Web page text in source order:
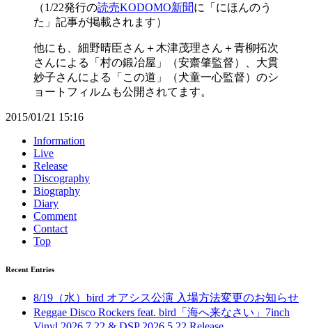
（1/22発行の読売KODOMO新聞に「にほんのう
た」記事が掲載されます）
他にも、細野晴臣さん＋木津茂理さん＋青柳拓次
さんによる「村の鍛冶屋」（安齋肇監督）、大貫
妙子さんによる「この道」（犬童一心監督）のシ
ョートフィルムも公開されてます。
2015/01/21 15:16
Information
Live
Release
Discography
Biography
Diary
Comment
Contact
Top
Recent Entries
8/19（水）bird オアシス公演 入場方法変更のお知らせ
Reggae Disco Rockers feat. bird「海へ来なさい」7inch